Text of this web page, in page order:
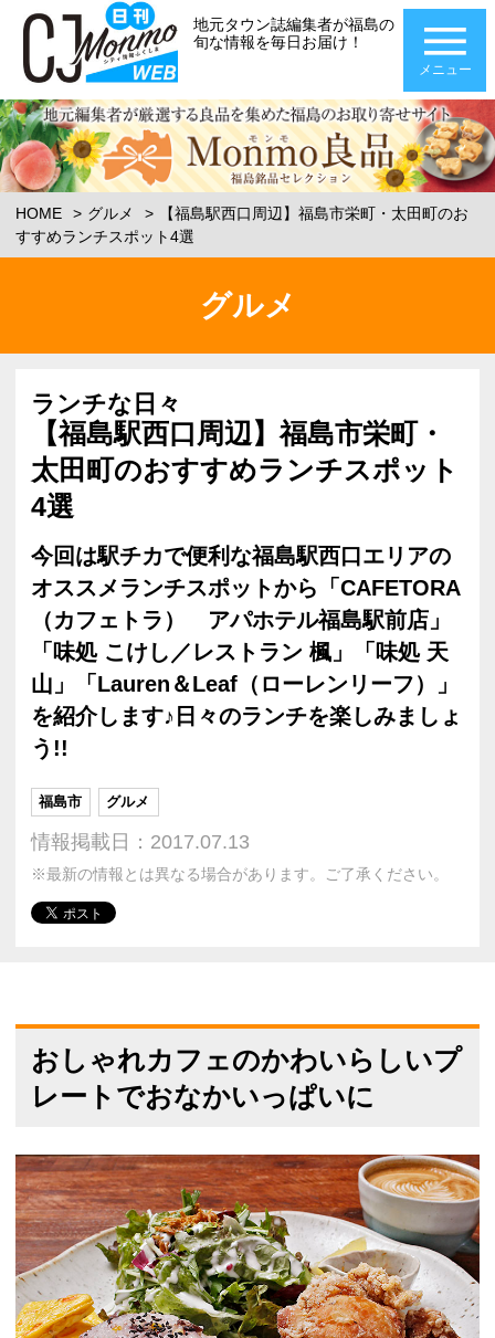
地元タウン誌編集者が福島の
旬な情報を毎日お届け！
メニュー
HOME グルメ
【福島駅西口周辺】福島市栄町・太田町のお
すすめランチスポット4選
グルメ
ランチな日々
【福島駅西口周辺】福島市栄町・
太田町のおすすめランチスポット
4選
今回は駅チカで便利な福島駅西口エリアの
オススメランチスポットから「CAFETORA
（カフェトラ） アパホテル福島駅前店」
「味処 こけし／レストラン 楓」「味処 天
山」「Lauren＆Leaf（ローレンリーフ）」
を紹介します♪日々のランチを楽しみましょ
う!!
福島市 グルメ
情報掲載日：2017.07.13
※最新の情報とは異なる場合があります。ご了承ください。
おしゃれカフェのかわいらしいプ
レートでおなかいっぱいに